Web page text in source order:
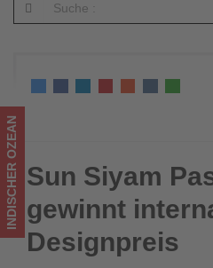
was
im
Tourismus
los
ist!
Sun Siyam Pasikudah gewinnt
INDISCHER OZEAN Sun Siyam
gewinnt
Designpreis